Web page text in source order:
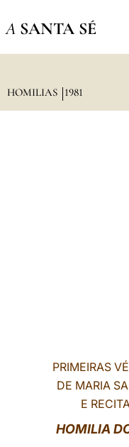
A SANTA SÉ
HOMILIAS 1981
PRIMEIRAS
DE MARIA
E
HOMILIA